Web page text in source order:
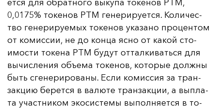
ет­ся для об­рат­но­го вы­ку­па то­ке­нов PTM,
0,0175% то­ке­нов PTM ге­не­ри­ру­ет­ся. Ко­ли­чес­
тво ге­не­ри­ру­емых то­ке­нов ука­за­но про­цен­том
от ко­мис­сии, не до кон­ца яс­но от ка­кой сто­
имос­ти то­ке­на PTM бу­дут от­тал­ки­вать­ся для
вы­чис­ле­ния объ­ема то­ке­нов, ко­то­рые дол­жны
быть сге­не­ри­ро­ва­ны. Ес­ли ко­мис­сия за тран­
зак­цию бе­рет­ся в ва­лю­те тран­зак­ции, а вып­ла­
та учас­тни­ком эко­сис­те­мы вы­пол­ня­ет­ся в то­